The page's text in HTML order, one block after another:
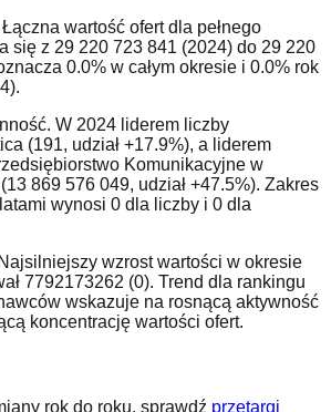
wartość ofert dla pełnego
się z 29 220 723 841 (2024) do 29 220
0.0% w całym okresie i 0.0% rok
W 2024 liderem liczby
(191, udział +17.9%), a liderem
Komunikacyjne w
869 576 049, udział +47.5%). Zakres
wynosi 0 dla liczby i 0 dla
wzrost wartości w okresie
7792173262 (0). Trend dla rankingu
wskazuje na rosnącą aktywność
koncentrację wartości ofert.
rok do roku, sprawdź przetargi